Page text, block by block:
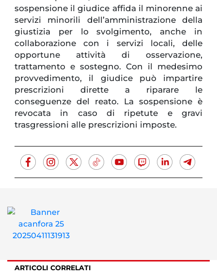
sospensione il giudice affida il minorenne ai
servizi minorili dell’amministrazione della
giustizia per lo svolgimento, anche in
collaborazione con i servizi locali, delle
opportune attività di osservazione,
trattamento e sostegno. Con il medesimo
provvedimento, il giudice può impartire
prescrizioni dirette a riparare le
conseguenze del reato. La sospensione è
revocata in caso di ripetute e gravi
trasgressioni alle prescrizioni imposte.
ARTICOLI CORRELATI